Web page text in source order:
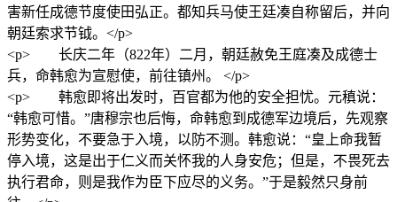
害新任成德节度使田弘正。都知兵马使王廷凑自称留后，并向
朝廷索求节钺。</p>
<p> 长庆二年（822年）二月，朝廷赦免王庭凑及成德士
兵，命韩愈为宣慰使，前往镇州。 </p>
<p> 韩愈即将出发时，百官都为他的安全担忧。元稹说：
“韩愈可惜。”唐穆宗也后悔，命韩愈到成德军边境后，先观察
形势变化，不要急于入境，以防不测。韩愈说：“皇上命我暂
停入境，这是出于仁义而关怀我的人身安危；但是，不畏死去
执行君命，则是我作为臣下应尽的义务。”于是毅然只身前